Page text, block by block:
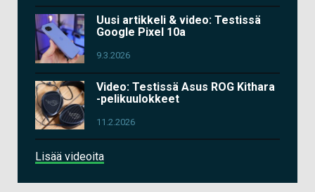
Uusi artikkeli & video: Testissä
Google Pixel 10a
9.3.2026
Video: Testissä Asus ROG Kithara
-pelikuulokkeet
11.2.2026
Lisää videoita